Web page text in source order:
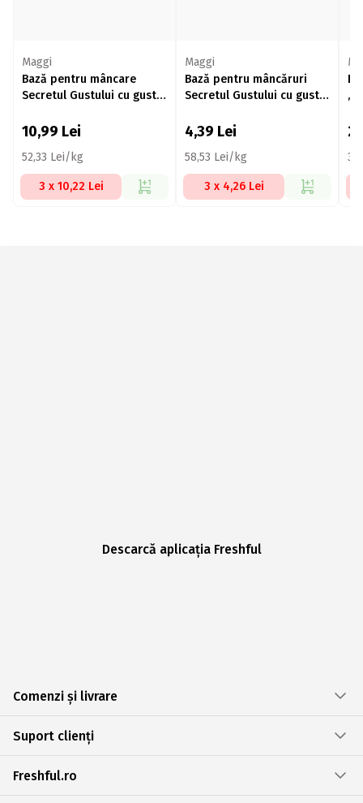
Maggi
Bază pentru mâncare
Secretul Gustului cu gust
10,99 Lei
52,33 Lei/kg
3 x 10,22 Lei
Maggi
Bază pentru mâncăruri
Secretul Gustului cu gust
4,39 Lei
58,53 Lei/kg
3 x 4,26 Lei
Descarcă aplicația Freshful
Comenzi și livrare
Suport clienți
Freshful.ro